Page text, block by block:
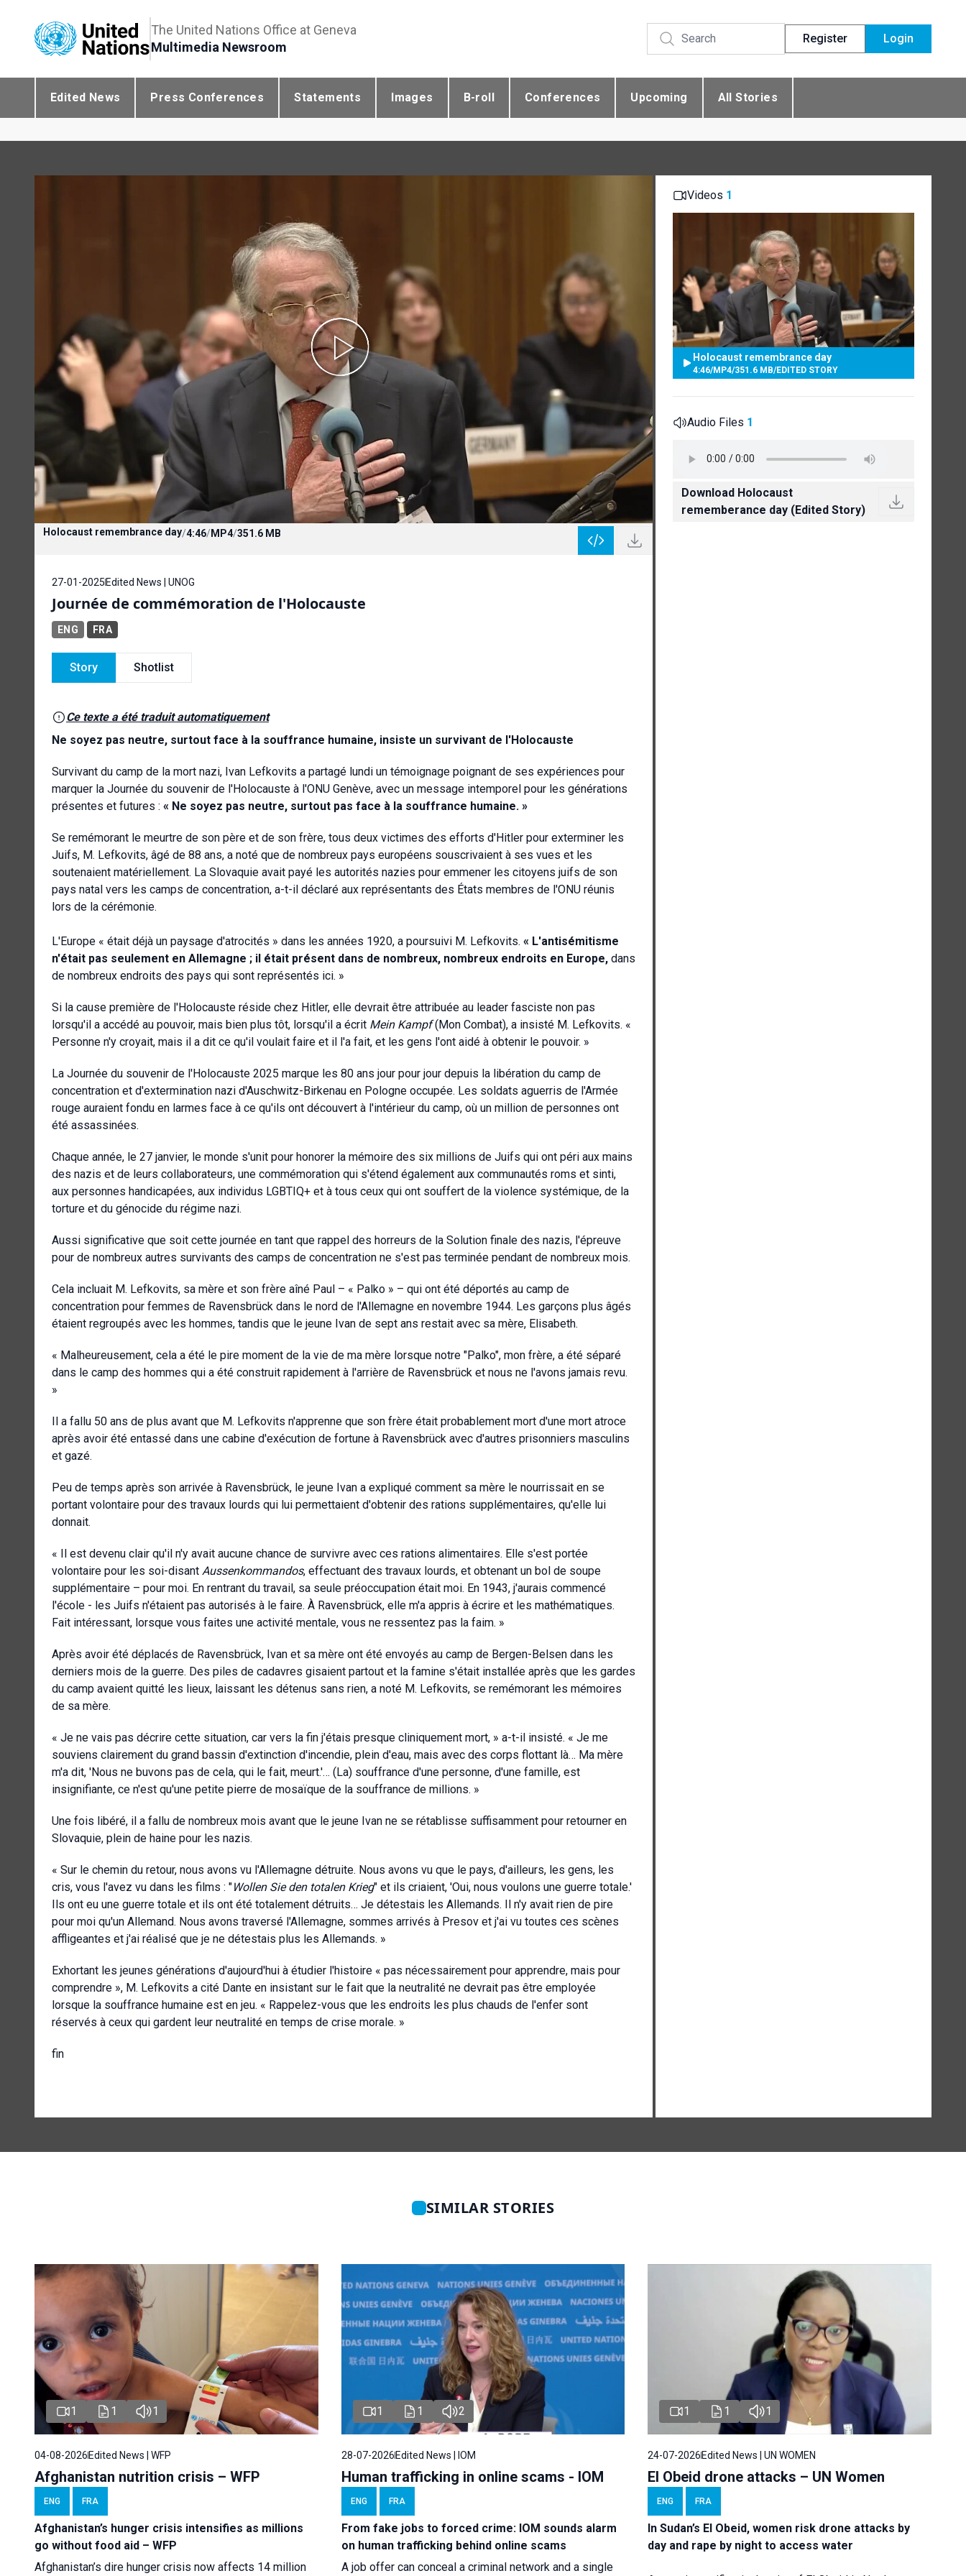
The United Nations Office at Geneva
Multimedia Newsroom
Register Login
Edited News Press Conferences Statements Images B-roll Conferences Upcoming All Stories
Holocaust remembrance day/4:46/MP4/351.6 MB
27-01-2025 Edited News | UNOG
Journée de commémoration de l'Holocauste
ENG FRA
Story Shotlist
Ce texte a été traduit automatiquement
Ne soyez pas neutre, surtout face à la souffrance humaine, insiste un survivant de l'Holocauste
Survivant du camp de la mort nazi, Ivan Lefkovits a partagé lundi un témoignage poignant de ses expériences pour
marquer la Journée du souvenir de l'Holocauste à l'ONU Genève, avec un message intemporel pour les générations
présentes et futures : « Ne soyez pas neutre, surtout pas face à la souffrance humaine. »
Se remémorant le meurtre de son père et de son frère, tous deux victimes des efforts d'Hitler pour exterminer les
Juifs, M. Lefkovits, âgé de 88 ans, a noté que de nombreux pays européens souscrivaient à ses vues et les
soutenaient matériellement. La Slovaquie avait payé les autorités nazies pour emmener les citoyens juifs de son
pays natal vers les camps de concentration, a-t-il déclaré aux représentants des États membres de l'ONU réunis
lors de la cérémonie.
L'Europe « était déjà un paysage d'atrocités » dans les années 1920, a poursuivi M. Lefkovits. « L'antisémitisme
n'était pas seulement en Allemagne ; il était présent dans de nombreux, nombreux endroits en Europe, dans
de nombreux endroits des pays qui sont représentés ici. »
Si la cause première de l'Holocauste réside chez Hitler, elle devrait être attribuée au leader fasciste non pas
lorsqu'il a accédé au pouvoir, mais bien plus tôt, lorsqu'il a écrit Mein Kampf(Mon Combat), a insisté M. Lefkovits. «
Personne n'y croyait, mais il a dit ce qu'il voulait faire et il l'a fait, et les gens l'ont aidé à obtenir le pouvoir. »
La Journée du souvenir de l'Holocauste 2025 marque les 80 ans jour pour jour depuis la libération du camp de
concentration et d'extermination nazi d'Auschwitz-Birkenau en Pologne occupée. Les soldats aguerris de l'Armée
rouge auraient fondu en larmes face à ce qu'ils ont découvert à l'intérieur du camp, où un million de personnes ont
été assassinées.
Chaque année, le 27 janvier, le monde s'unit pour honorer la mémoire des six millions de Juifs qui ont péri aux mains
des nazis et de leurs collaborateurs, une commémoration qui s'étend également aux communautés roms et sinti,
aux personnes handicapées, aux individus LGBTIQ+ et à tous ceux qui ont souffert de la violence systémique, de la
torture et du génocide du régime nazi.
Aussi significative que soit cette journée en tant que rappel des horreurs de la Solution finale des nazis, l'épreuve
pour de nombreux autres survivants des camps de concentration ne s'est pas terminée pendant de nombreux mois.
Cela incluait M. Lefkovits, sa mère et son frère aîné Paul – « Palko » – qui ont été déportés au camp de
concentration pour femmes de Ravensbrück dans le nord de l'Allemagne en novembre 1944. Les garçons plus âgés
étaient regroupés avec les hommes, tandis que le jeune Ivan de sept ans restait avec sa mère, Elisabeth.
« Malheureusement, cela a été le pire moment de la vie de ma mère lorsque notre "Palko", mon frère, a été séparé
dans le camp des hommes qui a été construit rapidement à l'arrière de Ravensbrück et nous ne l'avons jamais revu.
»
Il a fallu 50 ans de plus avant que M. Lefkovits n'apprenne que son frère était probablement mort d'une mort atroce
après avoir été entassé dans une cabine d'exécution de fortune à Ravensbrück avec d'autres prisonniers masculins
et gazé.
Peu de temps après son arrivée à Ravensbrück, le jeune Ivan a expliqué comment sa mère le nourrissait en se
portant volontaire pour des travaux lourds qui lui permettaient d'obtenir des rations supplémentaires, qu'elle lui
donnait.
« Il est devenu clair qu'il n'y avait aucune chance de survivre avec ces rations alimentaires. Elle s'est portée
volontaire pour les soi-disant Aussenkommandos, effectuant des travaux lourds, et obtenant un bol de soupe
supplémentaire – pour moi. En rentrant du travail, sa seule préoccupation était moi. En 1943, j'aurais commencé
l'école - les Juifs n'étaient pas autorisés à le faire. À Ravensbrück, elle m'a appris à écrire et les mathématiques.
Fait intéressant, lorsque vous faites une activité mentale, vous ne ressentez pas la faim. »
Après avoir été déplacés de Ravensbrück, Ivan et sa mère ont été envoyés au camp de Bergen-Belsen dans les
derniers mois de la guerre. Des piles de cadavres gisaient partout et la famine s'était installée après que les gardes
du camp avaient quitté les lieux, laissant les détenus sans rien, a noté M. Lefkovits, se remémorant les mémoires
de sa mère.
« Je ne vais pas décrire cette situation, car vers la fin j'étais presque cliniquement mort, » a-t-il insisté. « Je me
souviens clairement du grand bassin d'extinction d'incendie, plein d'eau, mais avec des corps flottant là… Ma mère
m'a dit, 'Nous ne buvons pas de cela, qui le fait, meurt.'… (La) souffrance d'une personne, d'une famille, est
insignifiante, ce n'est qu'une petite pierre de mosaïque de la souffrance de millions. »
Une fois libéré, il a fallu de nombreux mois avant que le jeune Ivan ne se rétablisse suffisamment pour retourner en
Slovaquie, plein de haine pour les nazis.
« Sur le chemin du retour, nous avons vu l'Allemagne détruite. Nous avons vu que le pays, d'ailleurs, les gens, les
cris, vous l'avez vu dans les films : "Wollen Sie den totalen Krieg" et ils criaient, 'Oui, nous voulons une guerre totale.'
Ils ont eu une guerre totale et ils ont été totalement détruits… Je détestais les Allemands. Il n'y avait rien de pire
pour moi qu'un Allemand. Nous avons traversé l'Allemagne, sommes arrivés à Presov et j'ai vu toutes ces scènes
affligeantes et j'ai réalisé que je ne détestais plus les Allemands. »
Exhortant les jeunes générations d'aujourd'hui à étudier l'histoire « pas nécessairement pour apprendre, mais pour
comprendre », M. Lefkovits a cité Dante en insistant sur le fait que la neutralité ne devrait pas être employée
lorsque la souffrance humaine est en jeu. « Rappelez-vous que les endroits les plus chauds de l'enfer sont
réservés à ceux qui gardent leur neutralité en temps de crise morale. »
fin
Videos 1
Holocaust remembrance day
4:46/MP4/351.6 MB/EDITED STORY
Audio Files 1
Download Holocaust
rememberance day (Edited Story)
SIMILAR STORIES
1 1 1
04-08-2026Edited News | WFP
Afghanistan nutrition crisis – WFP
ENG FRA
Afghanistan’s hunger crisis intensifies as millions
go without food aid – WFP
Afghanistan’s dire hunger crisis now affects 14 million
1 1 2
28-07-2026Edited News | IOM
Human trafficking in online scams - IOM
ENG FRA
From fake jobs to forced crime: IOM sounds alarm
on human trafficking behind online scams
A job offer can conceal a criminal network and a single
1 1 1
24-07-2026Edited News | UN WOMEN
El Obeid drone attacks – UN Women
ENG FRA
In Sudan’s El Obeid, women risk drone attacks by
day and rape by night to access water